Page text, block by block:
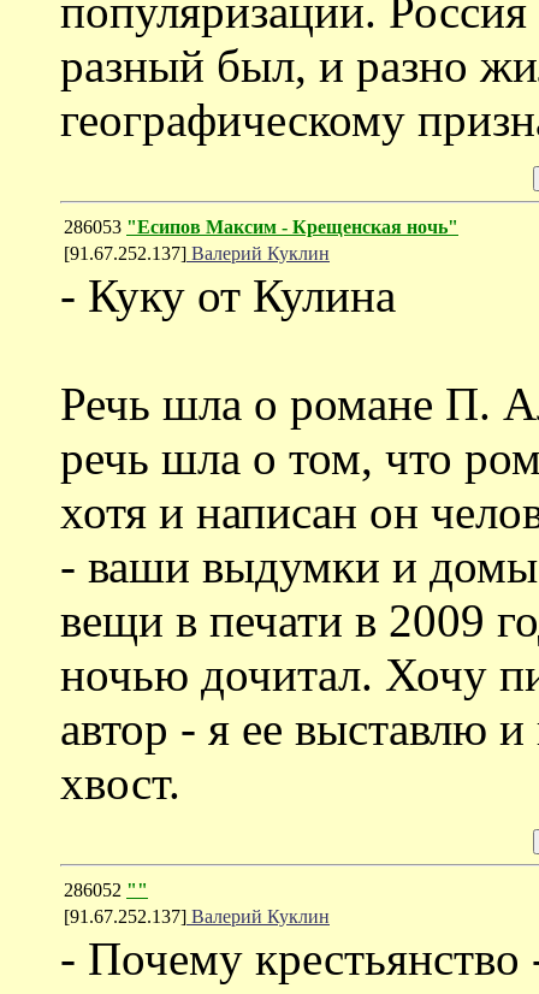
популяризации.
разный был, и разно
географическому
286053 "Есипов Максим - Крещенская ночь"
[91.67.252.137] Валерий Куклин
- Куку от Кулина
Речь шла о романе П.
речь шла о том, что
хотя и написан он
- ваши выдумки и
вещи в печати в 2009
ночью дочитал. Хочу
автор - я ее выставлю
хвост.
286052 ""
[91.67.252.137] Валерий Куклин
- Почему